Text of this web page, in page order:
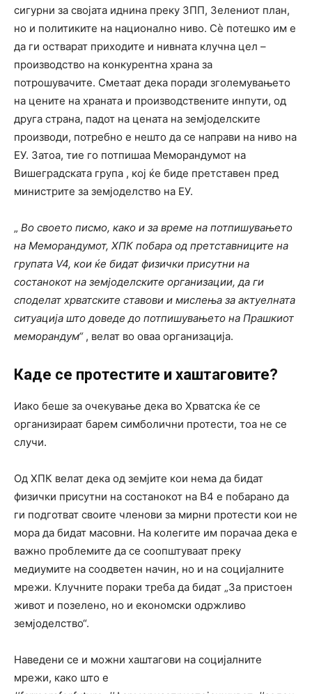
сигурни за својата иднина преку ЗПП, Зелениот план,
но и политиките на национално ниво. Сè потешко им е
да ги остварат приходите и нивната клучна цел –
производство на конкурентна храна за
потрошувачите. Сметаат дека поради зголемувањето
на цените на храната и производствените инпути, од
друга страна, падот на цената на земјоделските
производи, потребно е нешто да се направи на ниво на
ЕУ. Затоа, тие го потпишаа Меморандумот на
Вишеградската група , кој ќе биде претставен пред
министрите за земјоделство на ЕУ.
„ Во своето писмо, како и за време на потпишувањето
на Меморандумот, ХПК побара од претставниците на
групата V4, кои ќе бидат физички присутни на
состанокот на земјоделските организации, да ги
споделат хрватските ставови и мислења за актуелната
ситуација што доведе до потпишувањето на Прашкиот
меморандум“, велат во оваа организација.
Каде се протестите и хаштаговите?
Иако беше за очекување дека во Хрватска ќе се
организираат барем симболични протести, тоа не се
случи.
Од ХПК велат дека од земјите кои нема да бидат
физички присутни на состанокот на В4 е побарано да
ги подготват своите членови за мирни протести кои не
мора да бидат масовни. На колегите им порачаа дека е
важно проблемите да се соопштуваат преку
медиумите на соодветен начин, но и на социјалните
мрежи. Клучните пораки треба да бидат „За пристоен
живот и позелено, но и економски одржливо
земјоделство“.
Наведени се и можни хаштагови на социјалните
мрежи, како што е